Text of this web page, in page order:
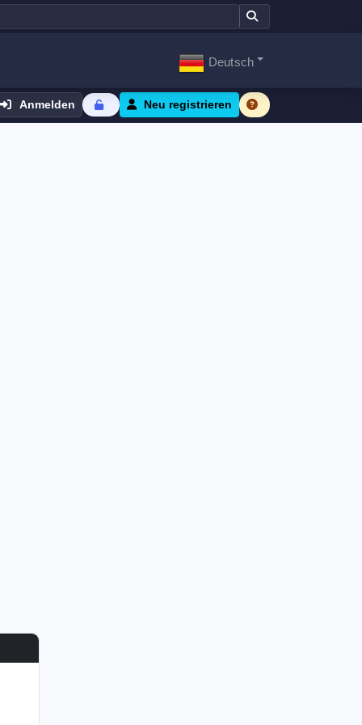
Deutsch
Anmelden Neu registrieren